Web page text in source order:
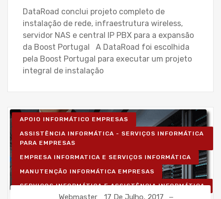
DataRoad conclui projeto completo de
instalação de rede, infraestrutura wireless,
servidor NAS e central IP PBX para a expansão
da Boost Portugal A DataRoad foi escolhida
pela Boost Portugal para executar um projeto
integral de instalação
APOIO INFORMÁTICO EMPRESAS
ASSISTÊNCIA INFORMÁTICA - SERVIÇOS INFORMÁTICA
PARA EMPRESAS
EMPRESA INFORMATICA E SERVIÇOS INFORMÁTICA
MANUTENÇÃO INFORMÁTICA EMPRESAS
SERVIÇOS INFORMÁTICA E ASSISTÊNCIA INFORMÁTICA
Webmaster 17 De Julho, 2017